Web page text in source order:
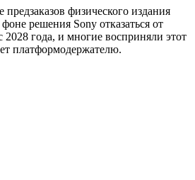
предзаказов физического издания
решения Sony отказаться от
2028 года, и многие восприняли этот
платформодержателю.